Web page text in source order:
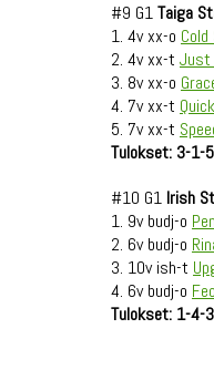
#9 G1Taiga
1. 4v xx-o
2. 4v xx-t Just
3. 8v xx-o
4. 7v xx-t
5. 7v xx-t
Tulokset: 3-1-
#10 G1 Irish
1. 9v budj-o
2. 6v budj-o
3. 10v ish-t
4. 6v budj-o
Tulokset: 1-4-